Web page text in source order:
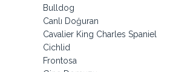
Bulldog
Canlı Doğuran
Cavalier King Charles Spaniel
Cichlid
Frontosa